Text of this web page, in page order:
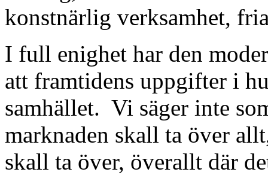
konstnärlig verksamhet,
I full enighet har den
att framtidens uppgifter i
samhället. Vi säger inte
marknaden skall ta över
skall ta över, överallt där